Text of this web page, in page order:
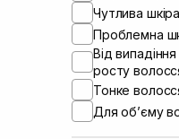
Чутлива
Проблемна
Від
росту
Тонке
Для обʼєму